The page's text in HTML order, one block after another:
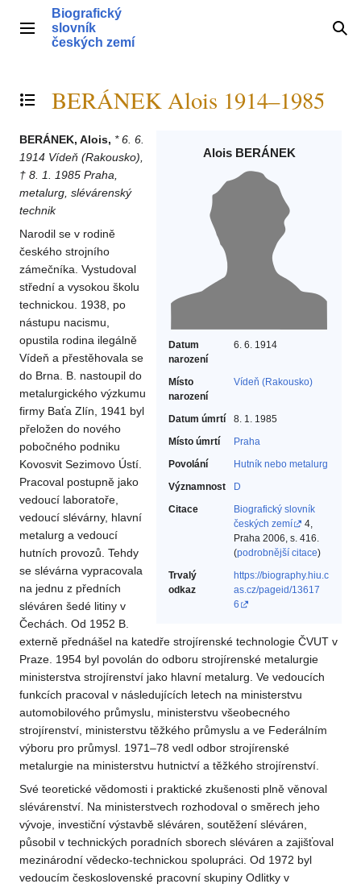
obsahHlavní menu
Biografický
slovník
českých zemí
Přepnout obsah
BERÁNEK Alois 1914–1985
Alois BERÁNEK
Datum
narození
6. 6. 1914
Místo
narození
Vídeň (Rakousko)
Datum úmrtí
8. 1. 1985
Místo úmrtí
Praha
Povolání
Hutník nebo metalurg‎
Významnost
D
Citace
Biografický slovník
českých zemí
4,
Praha 2006, s. 416.
(podrobnější citace)
Trvalý
odkaz
https://biography.hiu.c
as.cz/pageid/13617
6
BERÁNEK, Alois, * 6. 6.
1914 Vídeň (Rakousko),
† 8. 1. 1985 Praha,
metalurg, slévárenský
technik
Narodil se v rodině
českého strojního
zámečníka. Vystudoval
střední a vysokou školu
technickou. 1938, po
nástupu nacismu,
opustila rodina ilegálně
Vídeň a přestěhovala se
do Brna. B. nastoupil do
metalurgického výzkumu
firmy Baťa Zlín, 1941 byl
přeložen do nového
pobočného podniku
Kovosvit Sezimovo Ústí.
Pracoval postupně jako
vedoucí laboratoře,
vedoucí slévárny, hlavní
metalurg a vedoucí
hutních provozů. Tehdy
se slévárna vypracovala
na jednu z předních
sléváren šedé litiny v
Čechách. Od 1952 B.
externě přednášel na katedře strojírenské technologie ČVUT v
Praze. 1954 byl povolán do odboru strojírenské metalurgie
ministerstva strojírenství jako hlavní metalurg. Ve vedoucích
funkcích pracoval v následujících letech na ministerstvu
automobilového průmyslu, ministerstvu všeobecného
strojírenství, ministerstvu těžkého průmyslu a ve Federálním
výboru pro průmysl. 1971–78 vedl odbor strojírenské
metalurgie na ministerstvu hutnictví a těžkého strojírenství.
Své teoretické vědomosti i praktické zkušenosti plně věnoval
slévárenství. Na ministerstvech rozhodoval o směrech jeho
vývoje, investiční výstavbě sléváren, soutěžení sléváren,
působil v technických poradních sborech sléváren a zajišťoval
mezinárodní vědecko-technickou spolupráci. Od 1972 byl
vedoucím československé pracovní skupiny Odlitky v